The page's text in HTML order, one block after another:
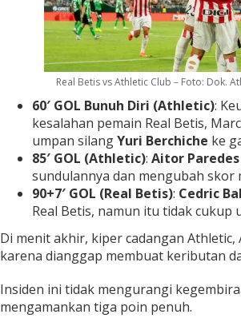
Real Betis vs Athletic Club – Foto: Dok.
60′ GOL Bunuh Diri (Athletic):
kesalahan pemain Real Betis,
umpan silangYuri Berchiche ke
85′ GOL (Athletic): Aitor Paredes
sundulannya dan mengubah skor
90+7′ GOL (Real Betis): Cedric
Real Betis, namun itu tidak
Di menit akhir, kiper cadangan
karena dianggap membuat keributan
Insiden ini tidak mengurangi
mengamankan tiga poin penuh.